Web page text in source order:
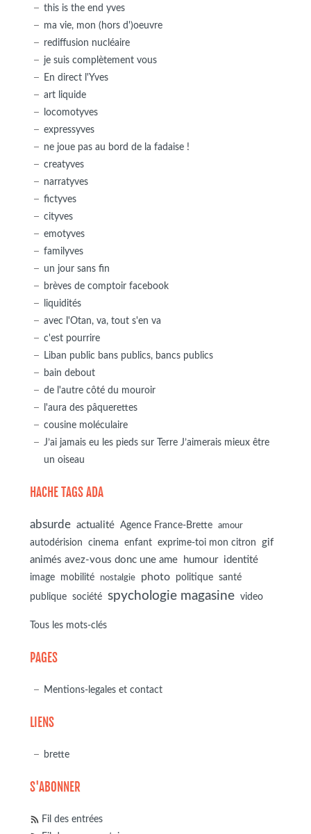
this is the end yves
ma vie, mon (hors d')oeuvre
rediffusion nucléaire
je suis complètement vous
En direct l'Yves
art liquide
locomotyves
expressyves
ne joue pas au bord de la fadaise !
creatyves
narratyves
fictyves
cityves
emotyves
familyves
un jour sans fin
brèves de comptoir facebook
liquidités
avec l'Otan, va, tout s'en va
c'est pourrire
Liban public bans publics, bancs publics
bain debout
de l'autre côté du mouroir
l'aura des pâquerettes
cousine moléculaire
J’ai jamais eu les pieds sur Terre J’aimerais mieux être
un oiseau
HACHE TAGS ADA
absurde actualité Agence France-Brette amour
autodérision cinema enfant exprime-toi mon citron
gif
animés avez-vous donc une ame
humour identité
image mobilité nostalgie photo politique
santé
publique
société spychologie magasine video
Tous les mots-clés
PAGES
Mentions-legales et contact
LIENS
brette
S'ABONNER
Fil des entrées